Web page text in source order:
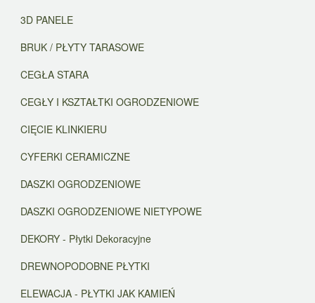
3D PANELE
BRUK / PŁYTY TARASOWE
CEGŁA STARA
CEGŁY I KSZTAŁTKI OGRODZENIOWE
CIĘCIE KLINKIERU
CYFERKI CERAMICZNE
DASZKI OGRODZENIOWE
DASZKI OGRODZENIOWE NIETYPOWE
DEKORY - Płytki Dekoracyjne
DREWNOPODOBNE PŁYTKI
ELEWACJA - PŁYTKI JAK KAMIEŃ